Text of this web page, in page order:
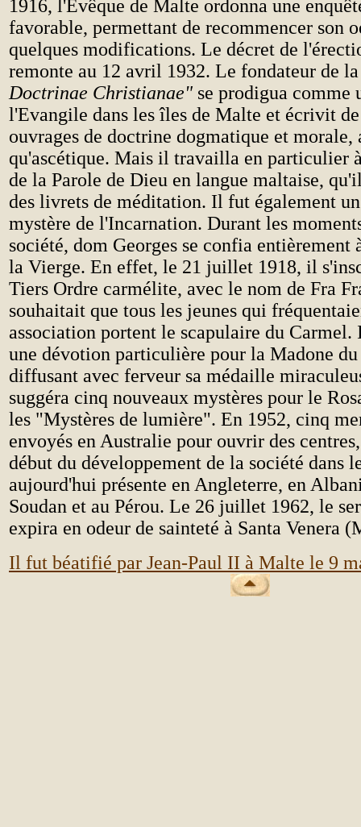
1916, l'Evêque de Malte ordonna une
favorable, permettant de recommencer son
quelques modifications. Le décret de
remonte au 12 avril 1932. Le fondateur de
Doctrinae Christianae" se prodigua comme
l'Evangile dans les îles de Malte et écrivit
ouvrages de doctrine dogmatique et morale,
qu'ascétique. Mais il travailla en particulier
de la Parole de Dieu en langue maltaise,
des livrets de méditation. Il fut également
mystère de l'Incarnation. Durant les
société, dom Georges se confia entièrement
la Vierge. En effet, le 21 juillet 1918, il
Tiers Ordre carmélite, avec le nom de Fra
souhaitait que tous les jeunes qui
association portent le scapulaire du Carmel.
une dévotion particulière pour la Madone
diffusant avec ferveur sa médaille
suggéra cinq nouveaux mystères pour le
les "Mystères de lumière". En 1952, cinq
envoyés en Australie pour ouvrir des
début du développement de la société dans
aujourd'hui présente en Angleterre, en
Soudan et au Pérou. Le 26 juillet 1962, le
expira en odeur de sainteté à Santa Venera
Il fut béatifié par Jean-Paul II à Malte le 9